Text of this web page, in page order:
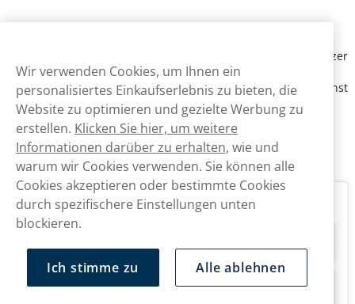
mit der Schweizer
Post. Der Versand ist kostenlos und deine Bestellung wird am
nächsten Werktag zugestellt, wenn sie vor 15 Uhr eingeht, sonst
am nächsten oder übernächsten Werktag.
Bitte beachte, dass bei allen Bestellungen eine Altersprüfung
sowie eine Unterschrift bei der Zustellung erforderlich sind.
FAQ
Kann ich skruf Superwhite in der Schweiz
Wir verwenden Cookies, um Ihnen ein
personalisiertes Einkaufserlebnis zu bieten, die
Website zu optimieren und gezielte Werbung zu
erstellen. Klicken Sie hier, um weitere
Informationen darüber zu erhalten, wie und
warum wir Cookies verwenden. Sie können alle
Cookies akzeptieren oder bestimmte Cookies
durch spezifischere Einstellungen unten
blockieren.
Ich stimme zu Alle ablehnen